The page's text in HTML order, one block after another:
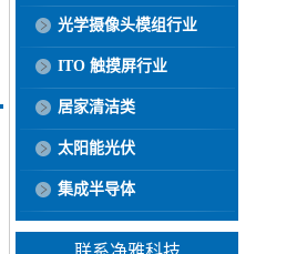
光学摄像头模组行业
ITO 触摸屏行业
居家清洁类
太阳能光伏
集成半导体